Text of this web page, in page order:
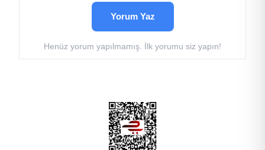
Yorum Yaz
Henüz yorum yapılmamış. İlk yorumu siz yapın!